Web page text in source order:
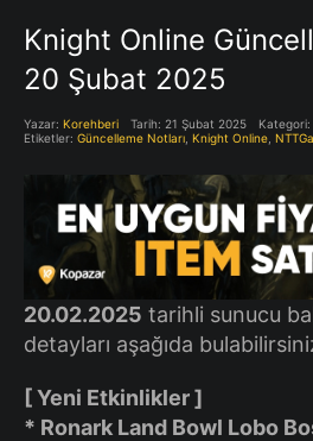
Knight Online
20 Şubat 2025
Yazar: Korehberi Tarih: 21 Şubat 2025 Kategori:
Etiketler: Güncelleme Notları Knight Online
​20.02.2025 tarihli sunucu
detayları aşağıda
[ Yeni Etkinlikler ]
* Ronark Land Bowl Lobo